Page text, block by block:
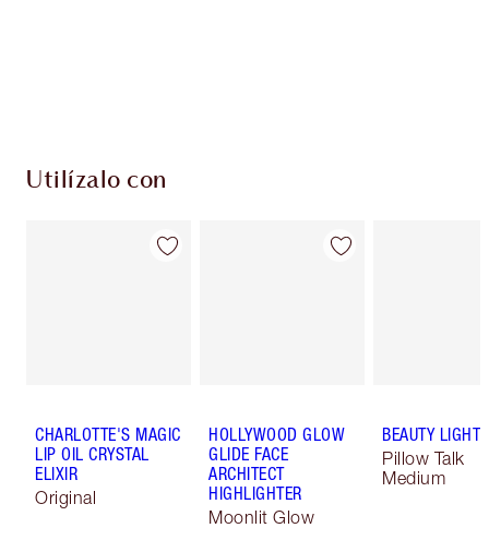
Utilízalo con
CHARLOTTE'S MAGIC
LIP OIL CRYSTAL
ELIXIR
Original
HOLLYWOOD GLOW
GLIDE FACE
ARCHITECT
HIGHLIGHTER
Moonlit Glow
BEAUTY LIGHT
Pillow Talk
Medium